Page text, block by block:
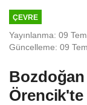
ÇEVRE
Yayınlanma: 09
Güncelleme: 09
Örencik'te